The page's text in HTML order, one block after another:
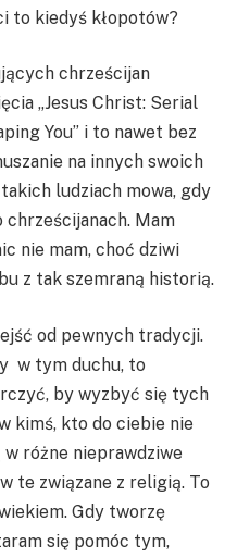
to kiedyś kłopotów?
chrześcijan
„Jesus Christ: Serial
You” i to nawet bez
na innych swoich
ludziach mowa, gdy
Mam
nie mam, choć dziwi
z tak szemraną historią.
od pewnych tradycji.
w tym duchu, to
by wyzbyć się tych
kimś, kto do ciebie nie
różne nieprawdziwe
te związane z religią. To
Gdy tworzę
się pomóc tym,